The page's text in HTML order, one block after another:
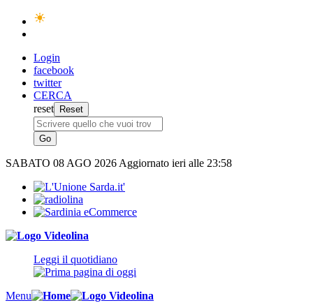
Login
facebook
twitter
CERCA
reset
SABATO 08 AGO 2026 Aggiornato ieri alle 23:58
Leggi il quotidiano
Menu